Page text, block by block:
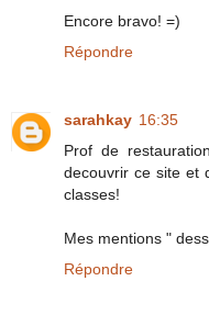
Encore bravo! =)
Répondre
sarahkay 16:35
Prof de
decouvrir ce site et
classes!
Mes mentions "
Répondre